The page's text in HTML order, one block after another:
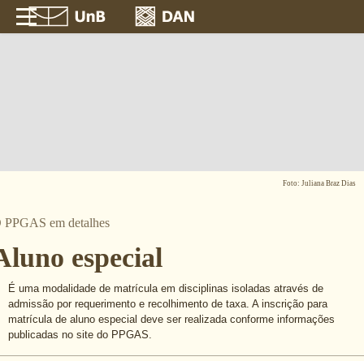
Foto: Juliana Braz Dias
PPGAS em detalhes
especial
É uma modalidade de matrícula em disciplinas isoladas através de
admissão por requerimento e recolhimento de taxa. A inscrição para
matrícula de aluno especial deve ser realizada conforme informações
publicadas no site do PPGAS.